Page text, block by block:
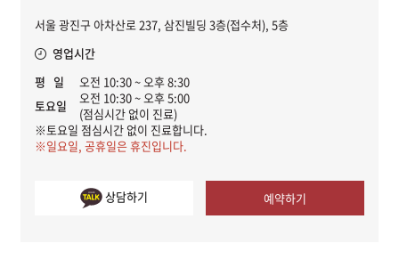
서울 광진구 아차산로 237, 삼진빌딩 3층(접수처), 5층
영업시간
평 일
오전 10:30 ~ 오후 8:30
토요일
오전 10:30 ~ 오후 5:00
(점심시간 없이 진료)
※토요일 점심시간 없이 진료합니다.
※일요일, 공휴일은 휴진입니다.
상담하기 예약하기